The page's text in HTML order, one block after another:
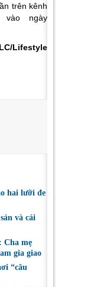
trên kênh
ngày
LC/Lifestyle
hai lưỡi đe
và cái
Cha mẹ
gia giao
“câu